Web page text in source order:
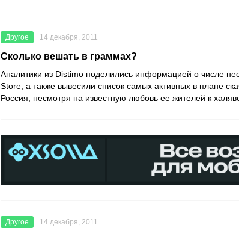
Другое 14 декабря, 2011
Сколько вешать в граммах?
Аналитики из Distimo поделились информацией о числе
Store, а также вывесили список самых активных в плане
Россия, несмотря на известную любовь ее жителей к
Другое 14 декабря, 2011